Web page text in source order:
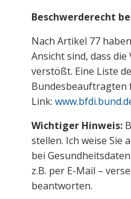
Beschwerderecht
Nach Artikel 77
Ansicht sind, dass
verstößt. Eine Liste
Link:
Wichtiger Hinweis:
stellen. Ich weise Sie
bei
z.B. per E-Mail –
beantworten.